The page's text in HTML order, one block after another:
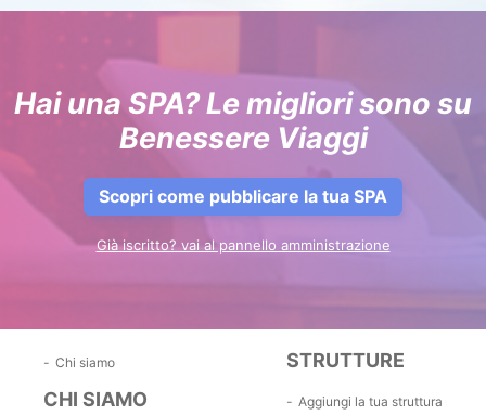
Hai una SPA? Le migliori sono su
Benessere Viaggi
Scopri come pubblicare la tua SPA
Già iscritto? vai al pannello amministrazione
Chi siamo
CHI SIAMO
STRUTTURE
Aggiungi la tua struttura